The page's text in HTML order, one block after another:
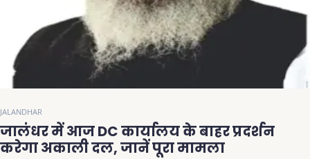
JALANDHAR
जालंधर में आज DC कार्यालय के बाहर प्रदर्शन
करेगा अकाली दल, जानें पूरा मामला